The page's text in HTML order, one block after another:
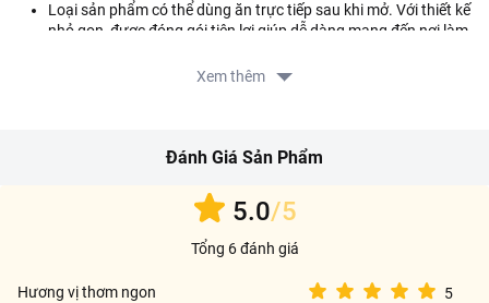
Loại sản phẩm có thể dùng ăn trực tiếp sau khi mở. Với thiết kế
nhỏ gọn, được đóng gói tiện lợi giúp dễ dàng mang đến nơi làm
chọn lọc kỹ càng gồm bột mì, đường bột, trứng, muối tinh, bột nước
ép dứa, shortening, chiết xuất cây cọ, hương liệu tổng hợp.
Bảo quản nơi khô ráo thoáng mát, tránh ánh
Xem thêm
Đánh Giá Sản Phẩm
5.0/5
Tổng 6 đánh giá
Hương vị thơm ngon
5